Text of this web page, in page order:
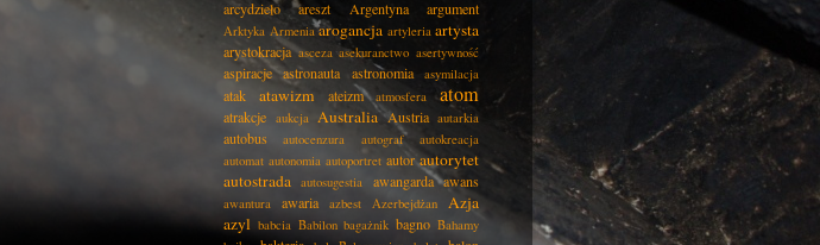
arcydzieło areszt Argentyna argument
Arktyka Armenia arogancja artyleria artysta
arystokracja asceza asekuranctwo asertywność
aspiracje astronauta astronomia asymilacja
atak atawizm ateizm atmosfera atom
atrakcje aukcja Australia Austria autarkia
autobus autocenzura autograf
autokreacja
automat autonomia autoportret autor autorytet
autostrada autosugestia awangarda awans
awantura awaria azbest Azerbejdżan
Azja
azyl babcia Babilon bagażnik bagno Bahamy